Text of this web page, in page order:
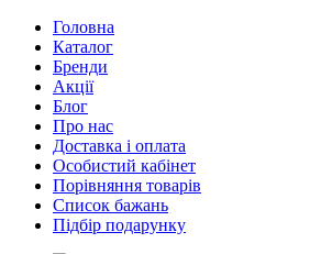
Головна
Каталог
Бренди
Акції
Блог
Про нас
Доставка і оплата
Особистий кабінет
Порівняння товарів
Список бажань
Підбір подарунку